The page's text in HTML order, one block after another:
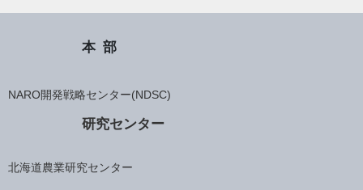
本部
NARO開発戦略センター(NDSC)
研究センター
北海道農業研究センター